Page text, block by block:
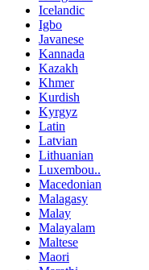
Icelandic
Igbo
Javanese
Kannada
Kazakh
Khmer
Kurdish
Kyrgyz
Latin
Latvian
Lithuanian
Luxembou..
Macedonian
Malagasy
Malay
Malayalam
Maltese
Maori